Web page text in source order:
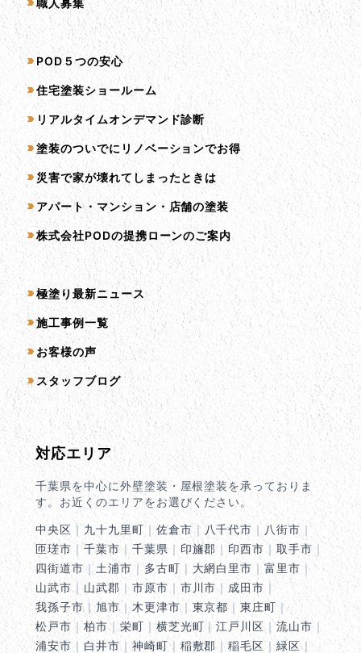
サービス一覧
POD５つの安心
住宅塗装ショールーム
リアルタイムオンデマンド診断
塗装のついでにリノベーションでお得
災害で家が壊れてしまったときは
アパート・マンション・店舗の塗装
株式会社PODの提携ローンのご案内
コンテンツ一覧
極塗り最新ニュース
施工事例一覧
お客様の声
スタッフブログ
対応エリア
千葉県を中心に外壁塗装・屋根塗装を承っておりま
す。お近くのエリアをお選びください。
中央区 ｜ 九十九里町 ｜ 佐倉市 ｜ 八千代市 ｜ 八街市 ｜
匝瑳市 ｜千葉市 ｜ 千葉県 ｜ 印旛郡 ｜ 印西市 ｜取手市 ｜
四街道市 ｜ 土浦市 ｜ 多古町 ｜ 大網白里市 ｜富里市 ｜
山武市 ｜ 山武郡 ｜市原市 ｜ 市川市 ｜ 成田市 ｜
我孫子市｜ 旭市｜ 木更津市 ｜ 東京都 ｜東庄町 ｜
松戸市 ｜柏市｜ 栄町 ｜ 横芝光町 ｜江戸川区 ｜流山市 ｜
浦安市 ｜ 白井市 ｜神崎町｜ 稲敷郡 ｜稲毛区 ｜緑区｜